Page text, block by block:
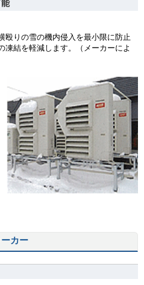
殴りの雪の機内侵入を最小限に防止
凍結を軽減します。（メーカーによ
カー